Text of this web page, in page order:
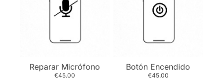
Reparar Micrófono
€45.00
Botón Encendido
€45.00